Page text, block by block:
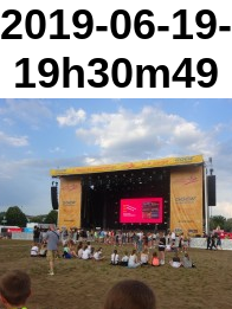
2019-06-19-
19h30m49